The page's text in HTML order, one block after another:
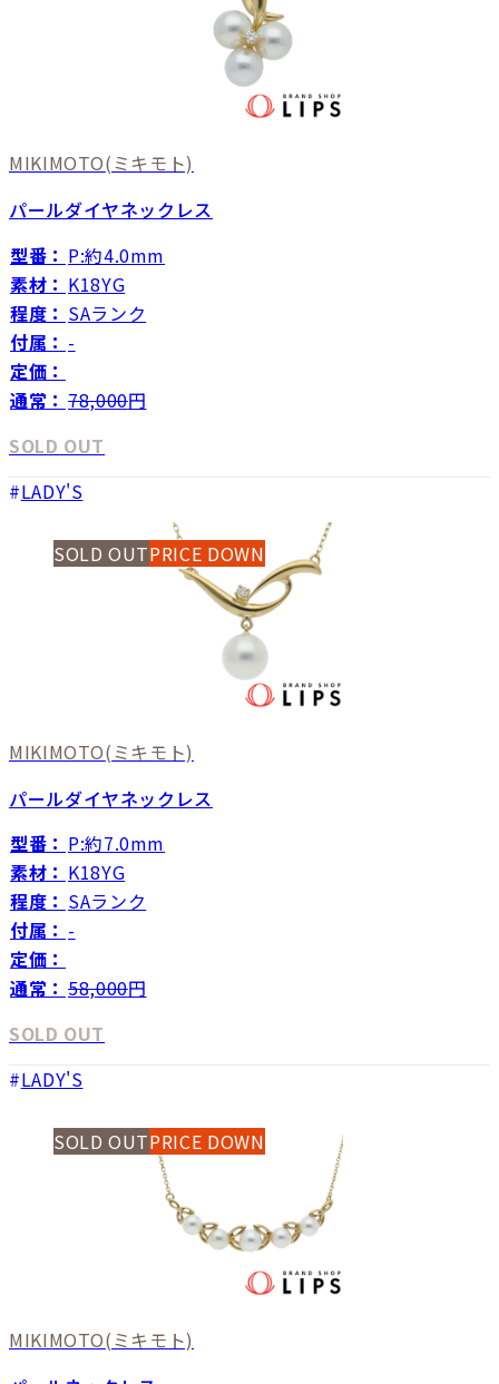
MIKIMOTO(ミキモト)
パールダイヤネックレス
型番： P:約4.0mm
素材： K18YG
程度： SAランク
付属： -
定価：
通常： 78,000円
SOLD OUT
LADY'S
SOLD OUTPRICE DOWN
MIKIMOTO(ミキモト)
パールダイヤネックレス
型番： P:約7.0mm
素材： K18YG
程度： SAランク
付属： -
定価：
通常： 58,000円
SOLD OUT
LADY'S
SOLD OUTPRICE DOWN
MIKIMOTO(ミキモト)